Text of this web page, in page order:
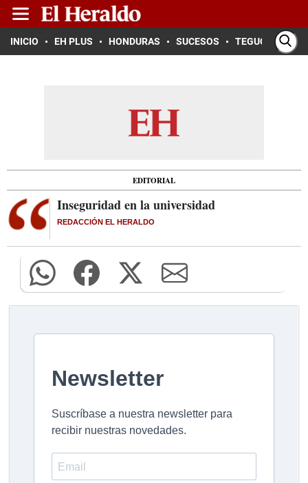
INICIO EH PLUS HONDURAS SUCESOS TEGUCIGALPA
EDITORIAL
Inseguridad en la universidad
REDACCIÓN EL HERALDO